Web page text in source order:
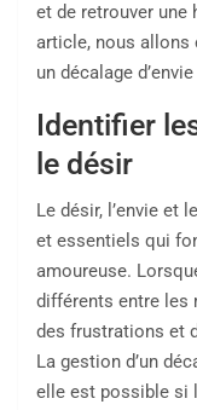
et de retrouver une
article, nous allons
un décalage
Identifier
le désir
Le désir, l’envie et
et essentiels qui
amoureuse.
différents entre les
des frustrations et
La gestion d’un
elle est possible si